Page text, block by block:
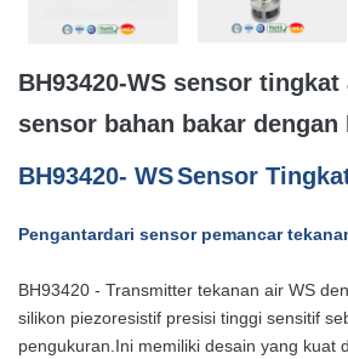
BH93420-WS sensor
sensor bahan bakar dengan
BH93420- WSSensor
Pengantardari sensor pemancar
BH93420 - Transmitter tekanan air WS
silikon piezoresistif presisi tinggi sensitif
pengukuran.Ini memiliki desain yang kuat